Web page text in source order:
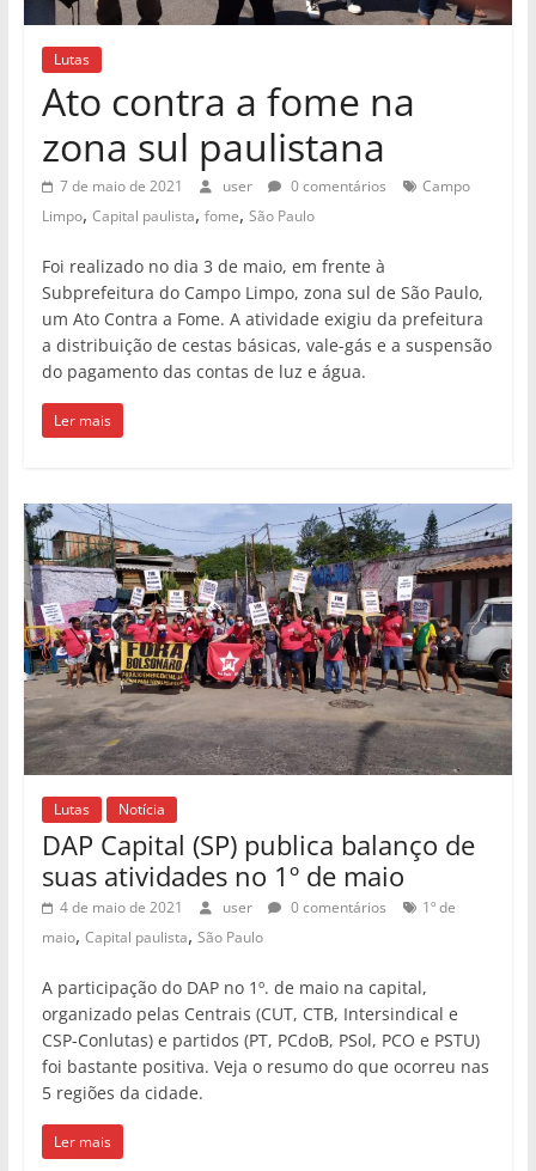
Lutas
Ato contra a fome na
zona sul paulistana
7 de maio de 2021 user 0 comentários
Campo
Limpo, Capital paulista, fome, São Paulo
Foi realizado no dia 3 de maio, em frente à
Subprefeitura do Campo Limpo, zona sul de São Paulo,
um Ato Contra a Fome. A atividade exigiu da prefeitura
a distribuição de cestas básicas, vale-gás e a suspensão
do pagamento das contas de luz e água.
Ler mais
Lutas Notícia
DAP Capital (SP) publica balanço de
suas atividades no 1º de maio
4 de maio de 2021 user 0 comentários
1º de
maio, Capital paulista, São Paulo
A participação do DAP no 1º. de maio na capital,
organizado pelas Centrais (CUT, CTB, Intersindical e
CSP-Conlutas) e partidos (PT, PCdoB, PSol, PCO e PSTU)
foi bastante positiva. Veja o resumo do que ocorreu nas
5 regiões da cidade.
Ler mais